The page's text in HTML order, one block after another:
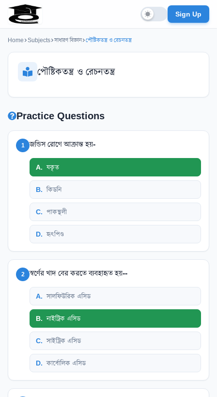
Sign Up
Home Subjects সাধারণ বিজ্ঞান পৌষ্টিকতন্ত্র ও রেচনতন্ত্র
পৌষ্টিকতন্ত্র ও রেচনতন্ত্র
Practice Questions
1 জন্ডিস রোগে আক্রান্ত হয়-
A. যকৃত
B. কিডনি
C. পাকস্থলী
D. হৃৎপিণ্ড
2 স্বর্ণের খাদ বের করতে ব্যবহাহৃত হয়--
A. সালফিউরিক এসিড
B. নাইট্রিক এসিড
C. সাইট্রিক এসিড
D. কার্বোলিক এসিড